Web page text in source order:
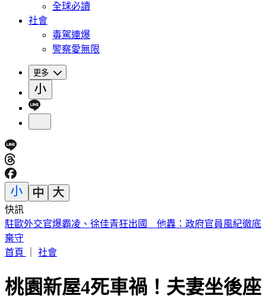
全球必讀
社會
毒駕連爆
警察愛無限
更多
快訊
6點到了！打開電視TVBS42台，跟韓國同步LIVE看愛豆夏日
歌謠大戰
首頁
社會
桃園新屋4死車禍！夫妻坐後座